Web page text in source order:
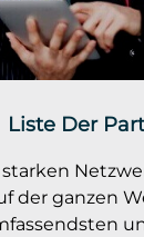
Liste Der
der ganzen